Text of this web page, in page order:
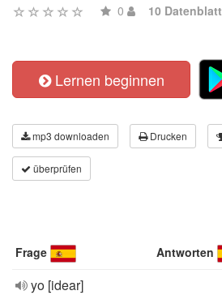
0 10 Datenblatt
Lernen beginnen
mp3 downloaden Drucken
überprüfen
Frage Antworten
yo [idear]